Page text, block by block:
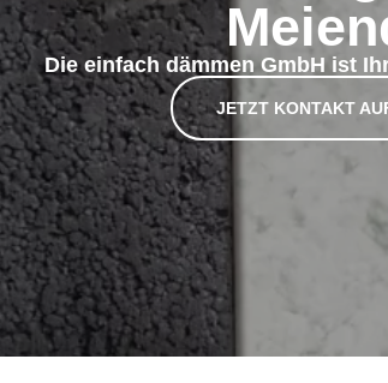
Die einfach dämmen GmbH ist
JETZT KONTAKT